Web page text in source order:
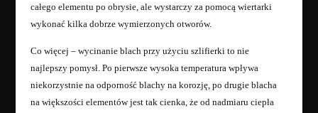
całego elementu po obrysie, ale wystarczy za pomocą wiertarki
wykonać kilka dobrze wymierzonych otworów.
Co więcej – wycinanie blach przy użyciu szlifierki to nie
najlepszy pomysł. Po pierwsze wysoka temperatura wpływa
niekorzystnie na odporność blachy na korozję, po drugie blacha
na większości elementów jest tak cienka, że od nadmiaru ciepła